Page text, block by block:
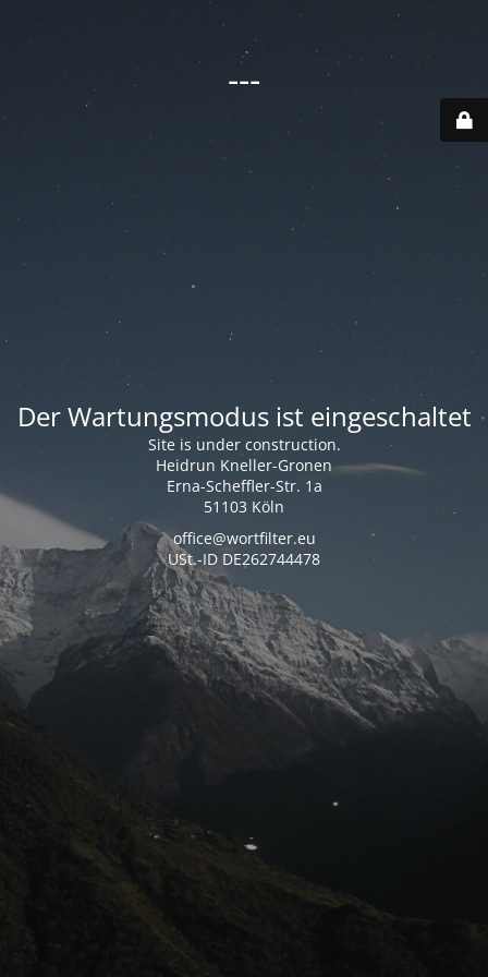
---
Der Wartungsmodus ist eingeschaltet
Site is under construction.
Heidrun Kneller-Gronen
Erna-Scheffler-Str. 1a
51103 Köln
office@wortfilter.eu
USt.-ID DE262744478